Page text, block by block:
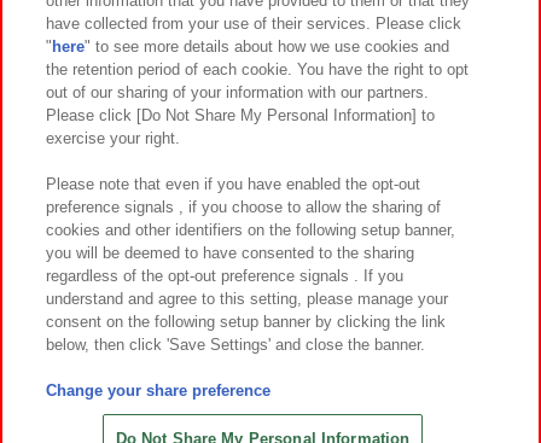
関連会社 サステナビリティ サイトポリシー
プライバシーポリシー ウェブアクセシビリティ方針と検証結果
お取引先さまとともに
カスタマーハラスメント対応方針 よくあるご質問・お問い合わせ
©Bandai Namco Amusement Inc.
©Bandai Namco Amusement Lab Inc.
©HANAYASHIKI Co., Ltd. All Rights Reserved.
have collected from your use of their services. Please click
" here" to see more details about how we use cookies and
the retention period of each cookie. You have the right to opt
out of our sharing of your information with our partners.
Please click [Do Not Share My Personal Information] to
exercise your right.
Please note that even if you have enabled the opt-out
preference signals , if you choose to allow the sharing of
cookies and other identifiers on the following setup banner,
you will be deemed to have consented to the sharing
regardless of the opt-out preference signals . If you
understand and agree to this setting, please manage your
consent on the following setup banner by clicking the link
below, then click 'Save Settings' and close the banner.
Change your share preference
Do Not Share My Personal Information